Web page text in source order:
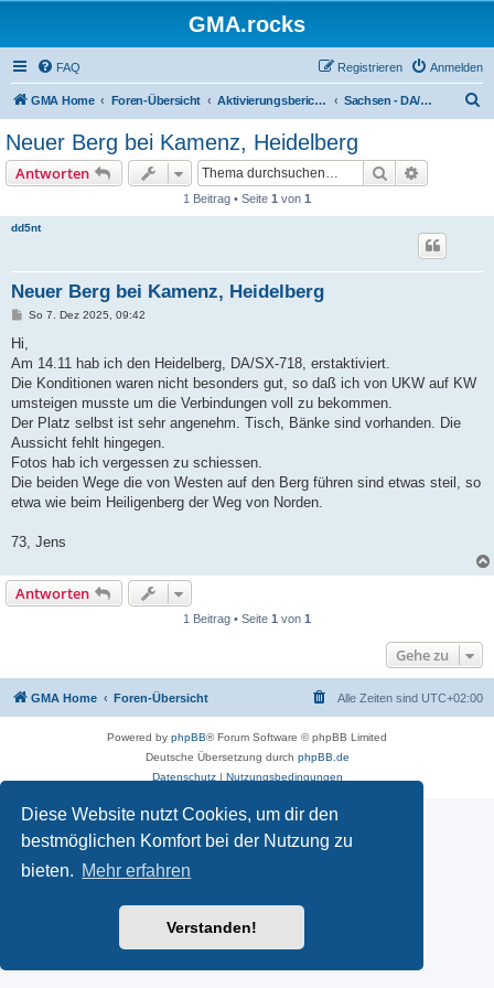
Diese Website nutzt Cookies, um dir den
bestmöglichen Komfort bei der Nutzung zu
bieten. Mehr erfahren
Verstanden!
GMA.rocks
FAQ Anmelden
Registrieren
GMA Home Foren-Übersicht Aktivierungsberichte / Activity Reports Sachsen - DA/SX oder DM/SX
Neuer Berg bei Kamenz, Heidelberg
Antworten Suche
1 Beitrag • Seite 1 von 1
dd5nt
Neuer Berg bei Kamenz, Heidelberg
B
t
r
a
So 7. Dez 2025, 09:42
Hi,
Am 14.11 hab ich den Heidelberg, DA/SX-718, erstaktiviert.
Die Konditionen waren nicht besonders gut, so daß ich von UKW auf KW
umsteigen musste um die Verbindungen voll zu bekommen.
Der Platz selbst ist sehr angenehm. Tisch, Bänke sind vorhanden. Die
Aussicht fehlt hingegen.
Fotos hab ich vergessen zu schiessen.
Die beiden Wege die von Westen auf den Berg führen sind etwas steil, so
etwa wie beim Heiligenberg der Weg von Norden.
73, Jens
Antworten
1 Beitrag • Seite 1 von 1
Gehe zu
GMA Home Foren-Übersicht Alle Zeiten sind UTC+02:00
Powered by phpBB® Forum Software © phpBB Limited
Deutsche Übersetzung durch phpBB.de
Datenschutz| Nutzungsbedingungen